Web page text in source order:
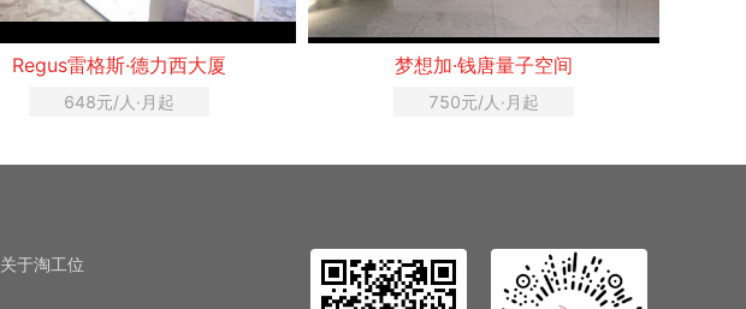
梦想加·钱唐量子空间
750元/人·月起
Youth优斯空间·天福财智大厦
478元/人·月起
关于淘工位